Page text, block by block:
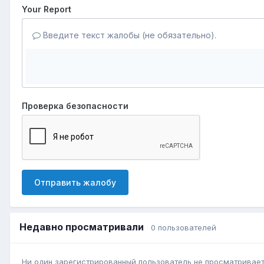
Your Report
Введите текст жалобы (не обязательно).
Проверка безопасности
Отправить жалобу
Недавно просматривали 0 пользователей
Ни один зарегистрированный пользователь не